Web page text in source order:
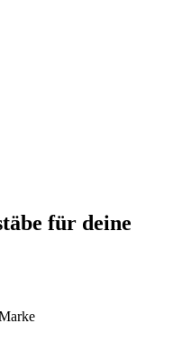
für deine